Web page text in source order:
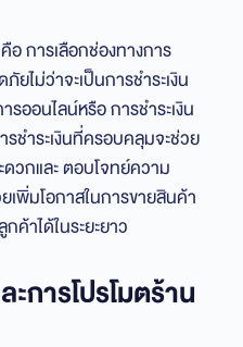
การเลือกช่องทางการ
ยไม่ว่าจะเป็นการชำระเงิน
ออนไลน์หรือ การชำระเงิน
ชำระเงินที่ครอบคลุมจะช่วย
วกและ ตอบโจทย์ความ
เพิ่มโอกาสในการขายสินค้า
ค้าได้ในระยะยาว
การโปรโมตร้าน